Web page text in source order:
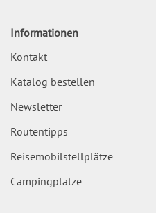
Informationen
Kontakt
Katalog bestellen
Newsletter
Routentipps
Reisemobilstellplätze
Campingplätze